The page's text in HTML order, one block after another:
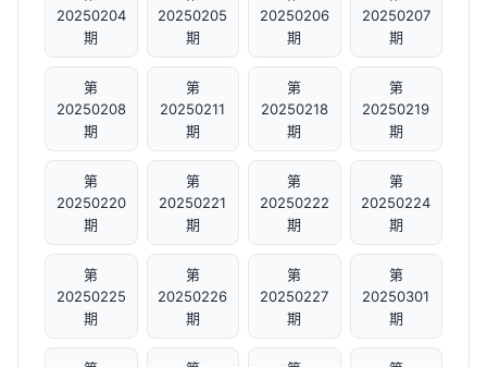
20250204
期
20250205
期
20250206
期
20250207
期
第
20250208
期
第
20250211
期
第
20250218
期
第
20250219
期
第
20250220
期
第
20250221
期
第
20250222
期
第
20250224
期
第
20250225
期
第
20250226
期
第
20250227
期
第
20250301
期